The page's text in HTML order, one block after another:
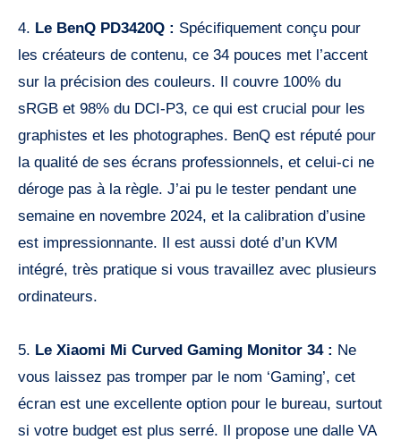
4. Le BenQ PD3420Q : Spécifiquement conçu pour
les créateurs de contenu, ce 34 pouces met l’accent
sur la précision des couleurs. Il couvre 100% du
sRGB et 98% du DCI-P3, ce qui est crucial pour les
graphistes et les photographes. BenQ est réputé pour
la qualité de ses écrans professionnels, et celui-ci ne
déroge pas à la règle. J’ai pu le tester pendant une
semaine en novembre 2024, et la calibration d’usine
est impressionnante. Il est aussi doté d’un KVM
intégré, très pratique si vous travaillez avec plusieurs
ordinateurs.
5. Le Xiaomi Mi Curved Gaming Monitor 34 : Ne
vous laissez pas tromper par le nom ‘Gaming’, cet
écran est une excellente option pour le bureau, surtout
si votre budget est plus serré. Il propose une dalle VA